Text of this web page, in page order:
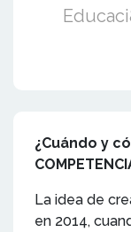
¿Cuándo y
La idea de
en 2014,